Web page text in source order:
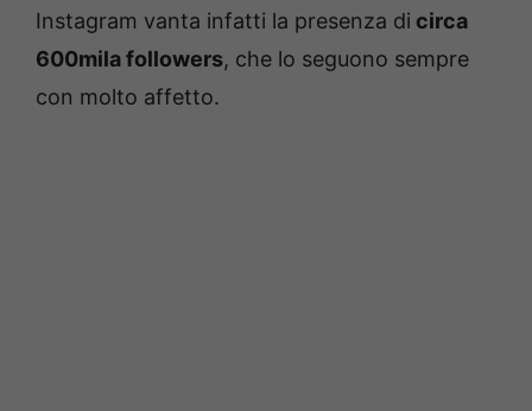
Instagram vanta infatti la presenza di circa
600mila followers, che lo seguono sempre
con molto affetto.